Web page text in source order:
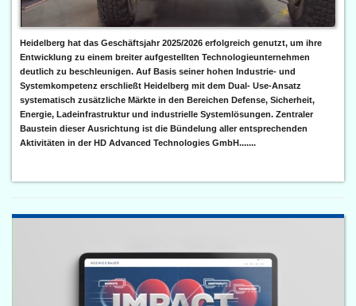
Heidelberg hat das Geschäftsjahr 2025/2026 erfolgreich genutzt, um ihre
Entwicklung zu einem breiter aufgestellten Technologieunternehmen
deutlich zu beschleunigen. Auf Basis seiner hohen Industrie- und
Systemkompetenz erschließt Heidelberg mit dem Dual- Use-Ansatz
systematisch zusätzliche Märkte in den Bereichen Defense, Sicherheit,
Energie, Ladeinfrastruktur und industrielle Systemlösungen. Zentraler
Baustein dieser Ausrichtung ist die Bündelung aller entsprechenden
Aktivitäten in der HD Advanced Technologies GmbH.......